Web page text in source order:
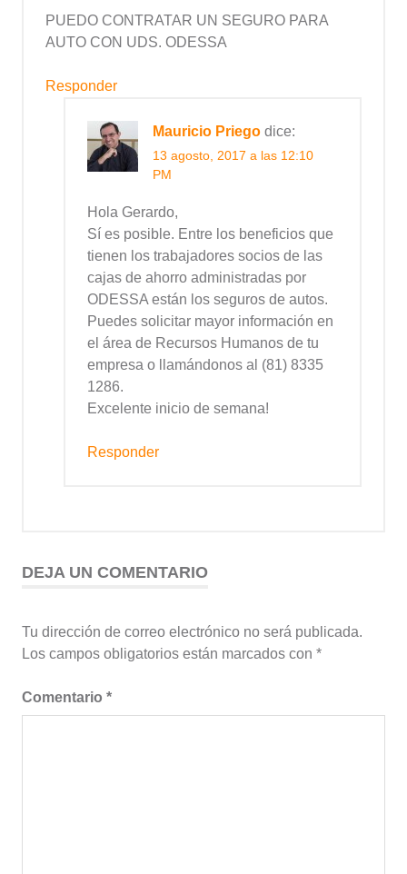
PUEDO CONTRATAR UN SEGURO PARA
AUTO CON UDS. ODESSA
Responder
Mauricio Priego dice:
13 agosto, 2017 a las 12:10
PM
Hola Gerardo,
Sí es posible. Entre los beneficios que
tienen los trabajadores socios de las
cajas de ahorro administradas por
ODESSA están los seguros de autos.
Puedes solicitar mayor información en
el área de Recursos Humanos de tu
empresa o llamándonos al (81) 8335
1286.
Excelente inicio de semana!
Responder
DEJA UN COMENTARIO
Tu dirección de correo electrónico no será publicada.
Los campos obligatorios están marcados con *
Comentario *